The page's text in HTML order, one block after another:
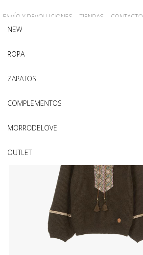
ENVÍO Y DEVOLUCIONES TIENDAS CONTACTO
NEW
ROPA
ZAPATOS
COMPLEMENTOS
MORRODELOVE
OUTLET